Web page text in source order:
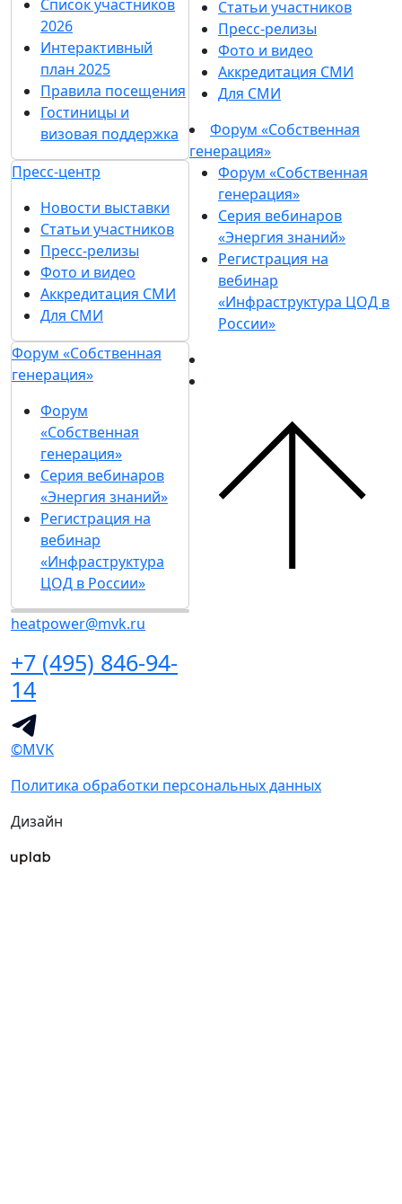
Список участников
2026
Интерактивный
план 2025
Правила посещения
Гостиницы и
визовая поддержка
Пресс-центр
Новости выставки
Статьи участников
Пресс-релизы
Фото и видео
Аккредитация СМИ
Для СМИ
Форум «Собственная
генерация»
Форум
«Собственная
генерация»
Серия вебинаров
«Энергия знаний»
Регистрация на
вебинар
«Инфраструктура
ЦОД в России»
heatpower@mvk.ru
+7 (495) 846-94-
14
Статьи участников
Пресс-релизы
Фото и видео
Аккредитация СМИ
Для СМИ
Форум «Собственная
генерация»
Форум «Собственная
генерация»
Серия вебинаров
«Энергия знаний»
Регистрация на
вебинар
«Инфраструктура ЦОД в
России»
©MVK
Политика обработки персональных данных
Дизайн